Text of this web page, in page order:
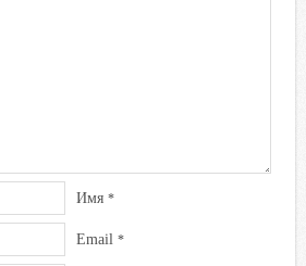
Имя *
Email *